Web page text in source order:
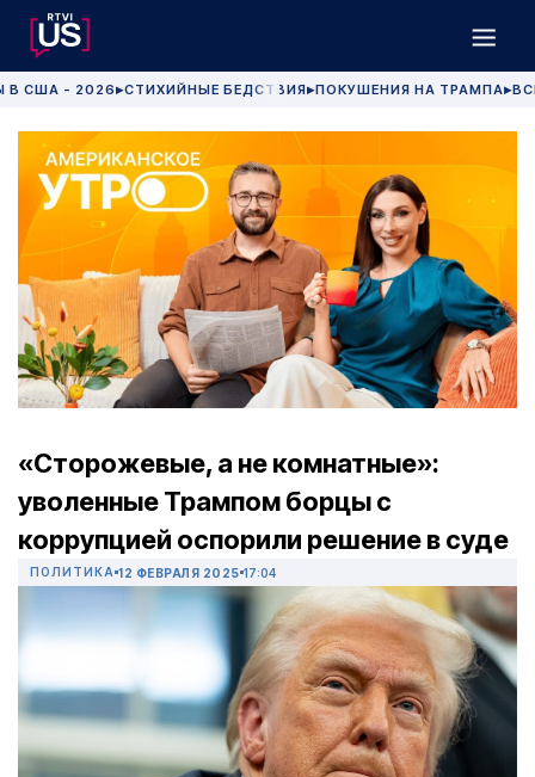
В США - 2026 ▶СТИХИЙНЫЕ БЕДСТВИЯ▶ПОКУШЕНИЯ НА ТРАМПА▶
«Сторожевые, а не комнатные»:
уволенные Трампом борцы с
коррупцией оспорили решение в суде
ПОЛИТИКА 12 ФЕВРАЛЯ 2025 17:04